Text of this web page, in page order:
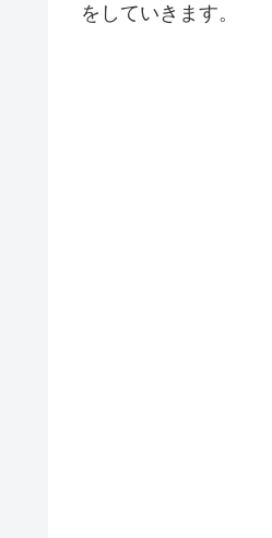
をしていきます。